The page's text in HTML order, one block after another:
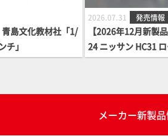
青島文化教材社「1/
チ」
2026.07.31 発売情報
【2026年12月新製
24 ニッサン HC31
ダリスト '82」
メーカー新製